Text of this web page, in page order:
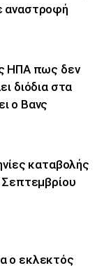
αναστροφή
ΗΠΑ πως δεν
διόδια στα
ο Βανς
καταβολής
Σεπτεμβρίου
ο εκλεκτός